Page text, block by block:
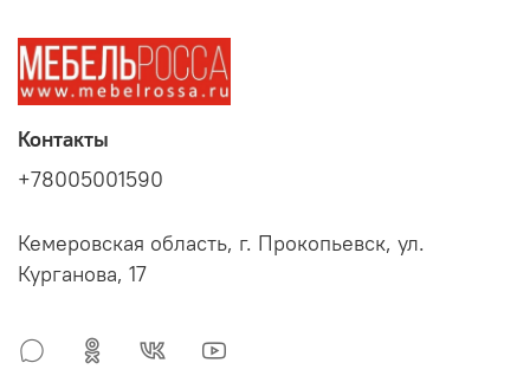
Контакты
+78005001590
Кемеровская область, г. Прокопьевск, ул.
Курганова, 17